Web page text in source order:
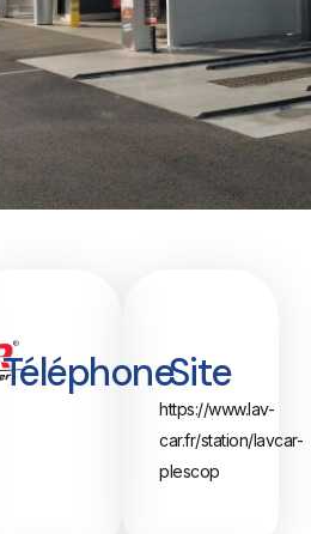
TéléphoneSite
https://www.lav-
car.fr/station/lavcar-
plescop